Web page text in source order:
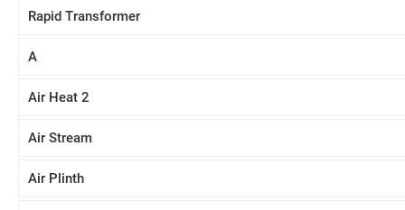
Rapid Transformer
A
Air Heat 2
Air Stream
Air Plinth